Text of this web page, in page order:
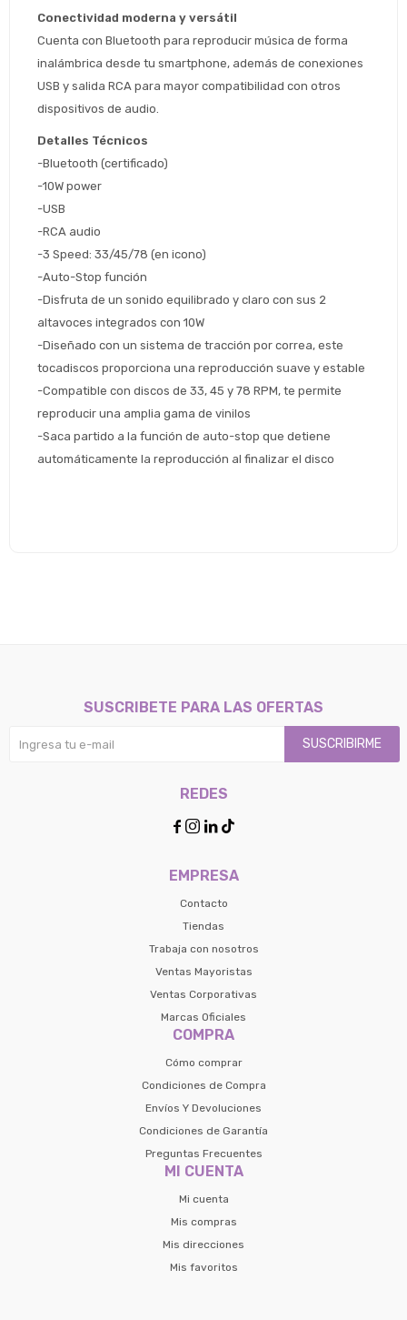
Conectividad moderna y versátil
Cuenta con Bluetooth para reproducir música de forma
inalámbrica desde tu smartphone, además de conexiones
USB y salida RCA para mayor compatibilidad con otros
dispositivos de audio.
Detalles Técnicos
-Bluetooth (certificado)
-10W power
-USB
-RCA audio
-3 Speed: 33/45/78 (en icono)
-Auto-Stop función
-Disfruta de un sonido equilibrado y claro con sus 2
altavoces integrados con 10W
-Diseñado con un sistema de tracción por correa, este
tocadiscos proporciona una reproducción suave y estable
-Compatible con discos de 33, 45 y 78 RPM, te permite
reproducir una amplia gama de vinilos
-Saca partido a la función de auto-stop que detiene
automáticamente la reproducción al finalizar el disco
EMPRESA
Contacto
Tiendas
Trabaja con nosotros
Ventas Mayoristas
Ventas Corporativas
Marcas Oficiales
COMPRA
Cómo comprar
Condiciones de Compra
Envíos Y Devoluciones
Condiciones de Garantía
Preguntas Frecuentes
MI CUENTA
Mi cuenta
Mis compras
Mis direcciones
Mis favoritos
SUSCRIBETE PARA LAS OFERTAS
SUSCRIBIRME
REDES
   
Comprá ahora y Pagá
Después, hasta en 12
cuotas y sin tocar tu
tarjeta de crédito
Día Mes
Después.
¡Tenés hasta
para comprar en las cuotas
Seleccioná Pago Después como metodo
Ups!
Parece que no tenes oferta, lamentamos
el inconveniente, por cualquier duda
preguntas@pagodespues.com.uy
¡Algo salió mal!
Por favor intenta nuevamente mas tarde.